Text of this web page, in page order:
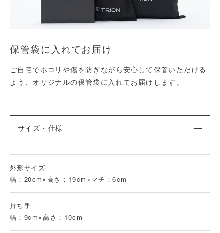
保管袋に入れてお届け
ご自宅でホコリや傷を防ぎながら安心して保管いただける
よう、オリジナルの保管袋に入れてお届けします。
サイズ・仕様
外形サイズ
幅：20cm×高さ：19cm×マチ：6cm
持ち手
幅：9cm×高さ：10cm